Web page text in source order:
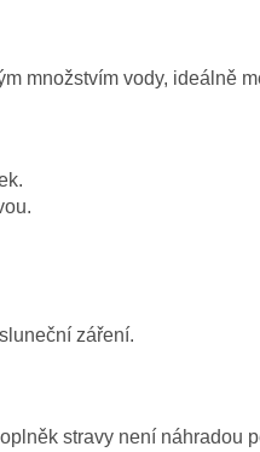
množstvím vody, ideálně
záření.
stravy není náhradou